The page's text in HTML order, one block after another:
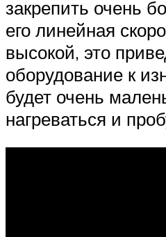
закрепить очень
его линейная
высокой, это
оборудование к
будет очень
нагреваться и